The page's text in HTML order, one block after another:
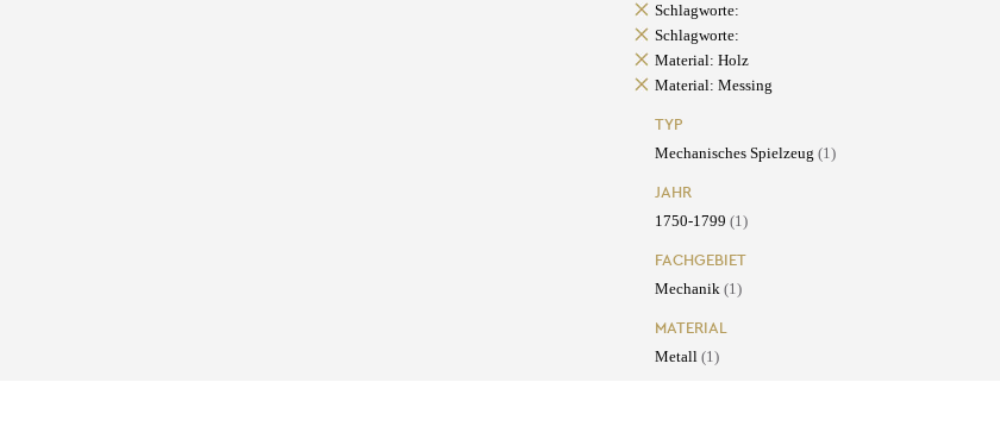
Schlagworte:
Schlagworte:
Material: Holz
Material: Messing
TYP
Mechanisches Spielzeug (1)
JAHR
1750-1799 (1)
FACHGEBIET
Mechanik (1)
MATERIAL
Metall (1)